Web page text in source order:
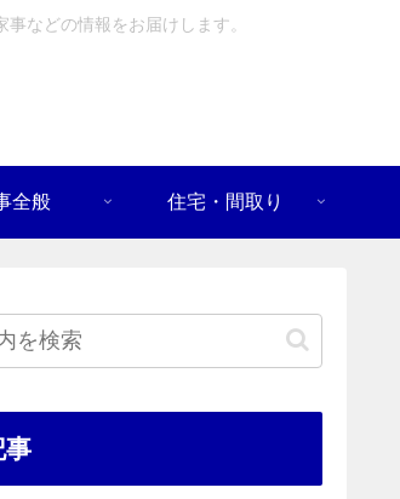
などの情報をお届けします。
全般 住宅・間取り
事